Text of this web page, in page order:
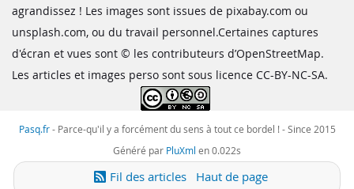
agrandissez ! Les images sont issues de pixabay.com ou
unsplash.com, ou du travail personnel.Certaines captures
d'écran et vues sont © les contributeurs d’OpenStreetMap.
Les articles et images perso sont sous licence CC-BY-NC-SA.
Pasq.fr- Parce-qu'il y a forcément du sens à tout ce bordel ! - Since 2015
Généré par PluXml en 0.022s
Fil des articles Haut de page